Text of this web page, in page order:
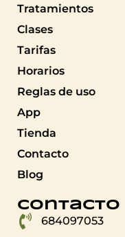
Tratamientos
Clases
Tarifas
Horarios
Reglas de uso
App
Tienda
Contacto
Blog
Contacto
684097053